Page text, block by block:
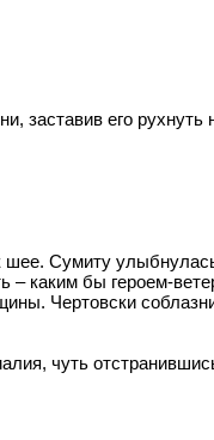
заставив его
Сумиту
– каким бы героем-
Чертовски
чуть